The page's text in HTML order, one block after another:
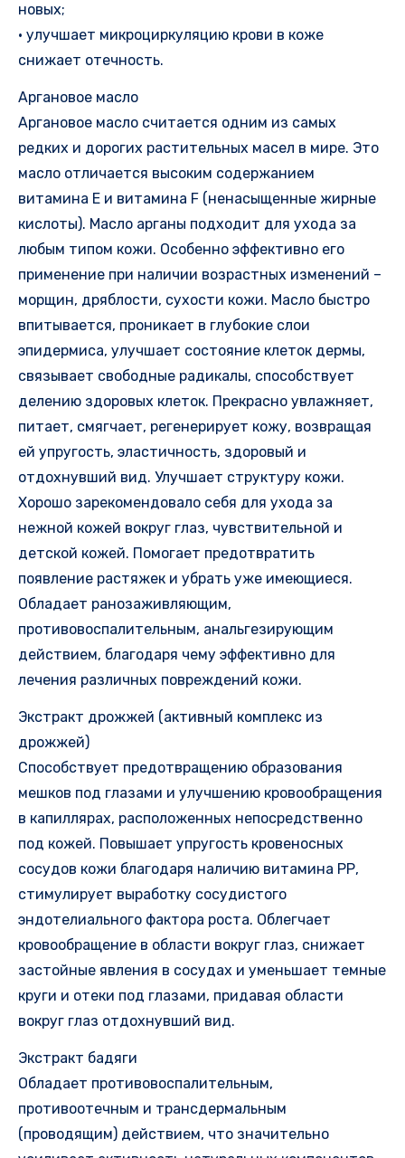
новых;
• улучшает микроциркуляцию крови в коже
снижает отечность.
Аргановое масло
Аргановое масло считается одним из самых
редких и дорогих растительных масел в мире. Это
масло отличается высоким содержанием
витамина E и витамина F (ненасыщенные жирные
кислоты). Масло арганы подходит для ухода за
любым типом кожи. Особенно эффективно его
применение при наличии возрастных изменений –
морщин, дряблости, сухости кожи. Масло быстро
впитывается, проникает в глубокие слои
эпидермиса, улучшает состояние клеток дермы,
связывает свободные радикалы, способствует
делению здоровых клеток. Прекрасно увлажняет,
питает, смягчает, регенерирует кожу, возвращая
ей упругость, эластичность, здоровый и
отдохнувший вид. Улучшает структуру кожи.
Хорошо зарекомендовало себя для ухода за
нежной кожей вокруг глаз, чувствительной и
детской кожей. Помогает предотвратить
появление растяжек и убрать уже имеющиеся.
Обладает ранозаживляющим,
противовоспалительным, анальгезирующим
действием, благодаря чему эффективно для
лечения различных повреждений кожи.
Экстракт дрожжей (активный комплекс из
дрожжей)
Способствует предотвращению образования
мешков под глазами и улучшению кровообращения
в капиллярах, расположенных непосредственно
под кожей. Повышает упругость кровеносных
сосудов кожи благодаря наличию витамина РР,
стимулирует выработку сосудистого
эндотелиального фактора роста. Облегчает
кровообращение в области вокруг глаз, снижает
застойные явления в сосудах и уменьшает темные
круги и отеки под глазами, придавая области
вокруг глаз отдохнувший вид.
Экстракт бадяги
Обладает противовоспалительным,
противоотечным и трансдермальным
(проводящим) действием, что значительно